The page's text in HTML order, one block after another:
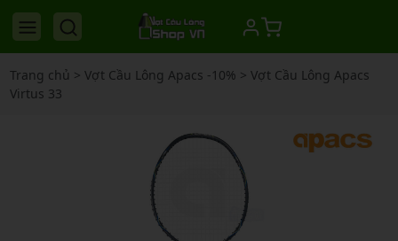
Trang chủ > Vợt Cầu Lông Apacs -10% > Vợt Cầu Lông Apacs
Virtus 33